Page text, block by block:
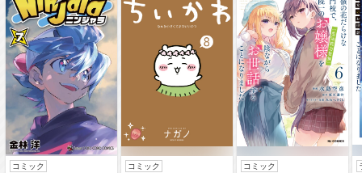
銀魂゜
銀魂 第295.5話 愛染香
篇・前編
コミック コミック コミック